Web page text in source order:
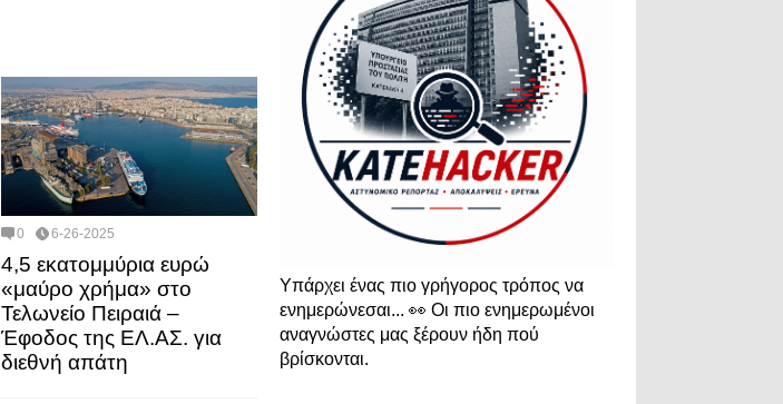
0 6-26-2025
4,5 εκατομμύρια ευρώ
«μαύρο χρήμα» στο
Τελωνείο Πειραιά –
Έφοδος της ΕΛ.ΑΣ. για
διεθνή απάτη
Υπάρχει ένας πιο γρήγορος τρόπος να
ενημερώνεσαι... 👀 Οι πιο ενημερωμένοι
αναγνώστες μας ξέρουν ήδη πού
βρίσκονται.